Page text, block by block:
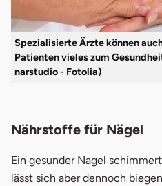
Spezialisierte Ärzte können
Patienten vieles zum
narstudio - Fotolia)
Nährstoffe für Nägel
Ein gesunder Nagel
lässt sich aber dennoch